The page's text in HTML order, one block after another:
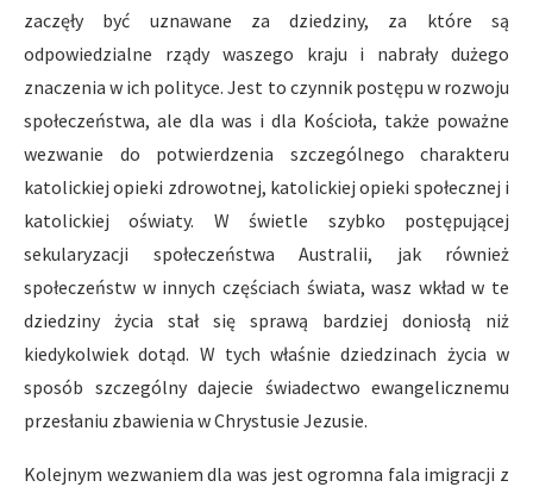
zaczęły być uznawane za dziedziny, za które są
odpowiedzialne rządy waszego kraju i nabrały dużego
znaczenia w ich polityce. Jest to czynnik postępu w rozwoju
społeczeństwa, ale dla was i dla Kościoła, także poważne
wezwanie do potwierdzenia szczególnego charakteru
katolickiej opieki zdrowotnej, katolickiej opieki społecznej i
katolickiej oświaty. W świetle szybko postępującej
sekularyzacji społeczeństwa Australii, jak również
społeczeństw w innych częściach świata, wasz wkład w te
dziedziny życia stał się sprawą bardziej doniosłą niż
kiedykolwiek dotąd. W tych właśnie dziedzinach życia w
sposób szczególny dajecie świadectwo ewangelicznemu
przesłaniu zbawienia w Chrystusie Jezusie.
Kolejnym wezwaniem dla was jest ogromna fala imigracji z